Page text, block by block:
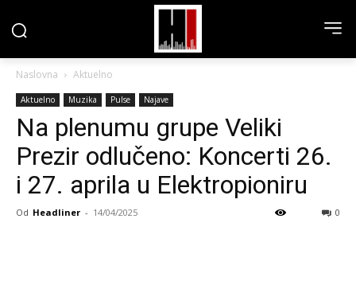
Naslovna Aktuelno
Aktuelno Muzika Pulse Najave
Na plenumu grupe Veliki
Prezir odlučeno: Koncerti 26.
i 27. aprila u Elektropioniru
Od Headliner - 14/04/2025 0